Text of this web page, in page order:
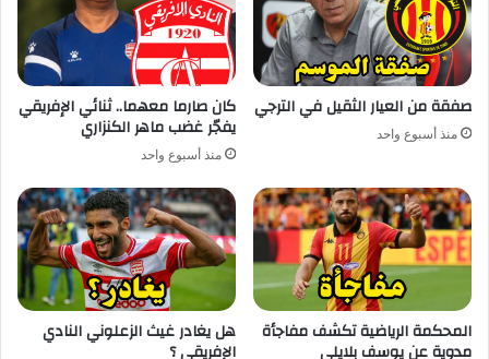
صفقة من العيار الثقيل في الترجي
منذ أسبوع واحد
كان صارما معهما.. ثنائي الإفريقي
يفجّر غضب ماهر الكنزاري
منذ أسبوع واحد
المحكمة الرياضية تكشف مفاجأة
مدوية عن يوسف بلايلي
هل يغادر غيث الزعلوني النادي
الإفريقي ؟